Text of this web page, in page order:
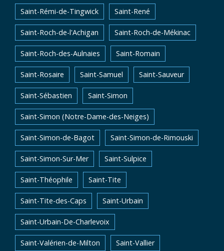
Saint-Rémi-de-Tingwick Saint-René
Saint-Roch-de-l'Achigan Saint-Roch-de-Mékinac
Saint-Roch-des-Aulnaies Saint-Romain
Saint-Rosaire Saint-Samuel Saint-Sauveur
Saint-Sébastien Saint-Simon
Saint-Simon (Notre-Dame-des-Neiges)
Saint-Simon-de-Bagot Saint-Simon-de-Rimouski
Saint-Simon-Sur-Mer Saint-Sulpice
Saint-Théophile Saint-Tite
Saint-Tite-des-Caps Saint-Urbain
Saint-Urbain-De-Charlevoix
Saint-Valérien-de-Milton Saint-Vallier